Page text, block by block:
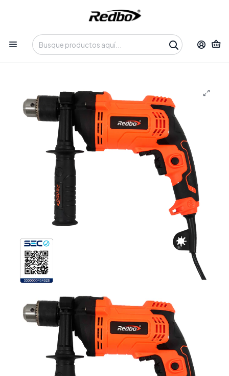
Tienda 100% Online con despacho a domicilio o retiro en
Oficina • Lun-Vie 09:30-14:00 / 15:00-17:30 • 📞 +56 9 3730 2311
Productos Herramientas Eléctricas
Taladro Eléctrico Redbo ED 1050-13I (1050W, Mandril 13mm)
+ Accesorios